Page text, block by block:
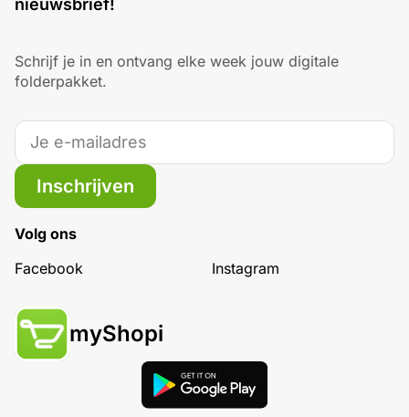
nieuwsbrief!
Schrijf je in en ontvang elke week jouw digitale
folderpakket.
Inschrijven
Volg ons
Facebook
Instagram
myShopi